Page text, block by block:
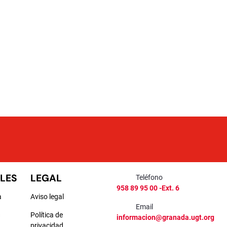
LEGAL
Aviso legal
Política de
Teléfono
958 89 95 00 -Ext. 6
Email
informacion@granada.ugt.org